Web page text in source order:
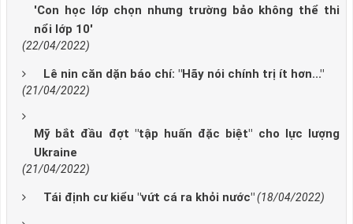
'Con học lớp chọn nhưng trường bảo không thể thi
nổi lớp 10'
(22/04/2022)
Lê nin căn dặn báo chí: "Hãy nói chính trị ít hơn..."
(21/04/2022)
Mỹ bắt đầu đợt "tập huấn đặc biệt" cho lực lượng
Ukraine
(21/04/2022)
Tái định cư kiểu "vứt cá ra khỏi nước"(18/04/2022)